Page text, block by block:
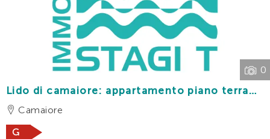
0
Lido di camaiore: appartamento piano terra
con giardino a 200 m dal mare
Camaiore
G